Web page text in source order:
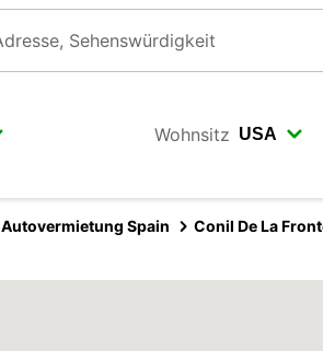
Wohnsitz
Autovermietung Spain Conil De La